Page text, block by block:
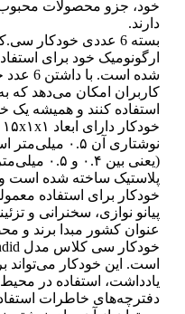
خود، جزو محصولات محبوب
دارند.
ارگونومیک خود برای
شده
کاربران امکان می‌دهد که
استفاده کنند و همیشه یک
(یعنی بین
پلاستیک ساخته شده است
خودکار برای استفاده
پیانو نوازی، سخنرانی و
عنوان کشور مبدا برند و
است. این خودکار می‌تواند
یادداشت، استفاده در
دفترچه‌های خاطرات